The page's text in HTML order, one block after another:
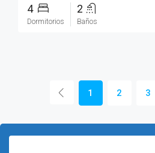
4
Dormitorios
2
Baños
1 2 3